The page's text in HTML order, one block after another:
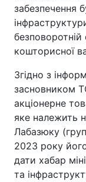
забезпечення
кошторисної
Згідно з
засновником
акціонерне
яке належить
Лабазюку
2023 року
дати хабар
та